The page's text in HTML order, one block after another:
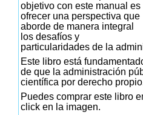
objetivo con este manual es
ofrecer una perspectiva que
aborde de manera integral
los desafíos y
particularidades de la
Este libro está
de que la administración
científica por derecho
Puedes comprar este libro
click en la imagen.